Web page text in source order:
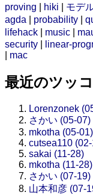
proving
hiki モデ
agda
probability
lifehack
music
security
linear-
mac
最近のツッ
Lorenzonek
さかい (05-07)
mkotha (05-01)
cutsea110
sakai (11-28)
mkotha (11-28)
さかい (07-19)
山本和彦 (07-